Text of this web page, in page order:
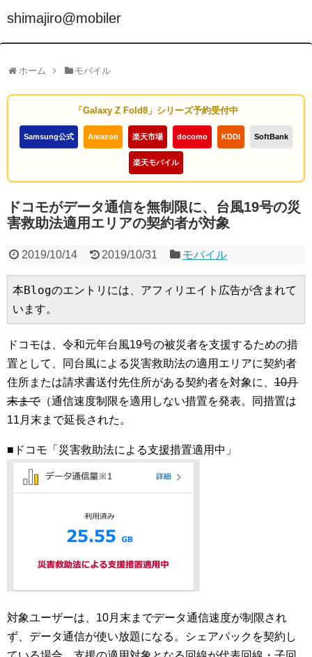
shimajiro@mobiler
ホーム モバイル
「Galaxy Z Fold8」シリーズ予約受付中
Samsung公式 Amazon 楽天市場 docomo KDDI SoftBank
楽天モバイル
ドコモがデータ通信を無制限に、台風19号の災
害救助法適用エリアの契約者が対象
2019/10/14 2019/10/31 モバイル
本Blogのエントリには、アフィリエイト広告が含まれて
います。
ドコモは、令和元年台風19号の被災者を支援するための措
置として、同台風による災害救助法の適用エリアに契約者
住所または請求書送付先住所がある契約者を対象に、 10月
末まで（通信速度制限を適用しない措置を発表。同措置は
11月末まで延長された。
■ドコモ「災害救助法による支援措置適用中」
対象ユーザーは、10月末までデータ通信速度が制限され
ず、データ通信が使い放題になる。シェアパックを契約し